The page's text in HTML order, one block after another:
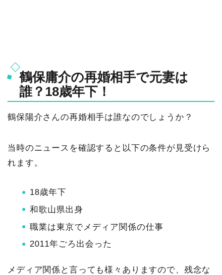
鶴保庸介の再婚相手で元妻は
誰？18歳年下！
鶴保陽介さんの再婚相手は誰なのでしょうか？
当時のニュースを確認すると以下の条件が見受けら
れます。
18歳年下
和歌山県出身
職業は東京でメディア関係の仕事
2011年ごろ出会った
メディア関係と言っても様々ありますので、残念な